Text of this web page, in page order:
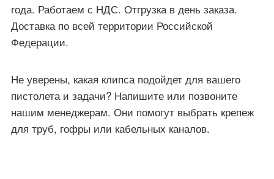
года. Работаем с НДС. Отгрузка в день заказа.
Доставка по всей территории Российской
Федерации.
Не уверены, какая клипса подойдет для вашего
пистолета и задачи? Напишите или позвоните
нашим менеджерам. Они помогут выбрать крепеж
для труб, гофры или кабельных каналов.